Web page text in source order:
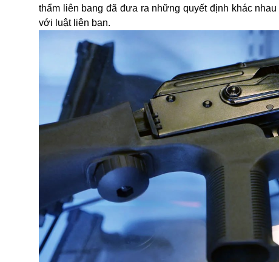
thẩm liên bang đã đưa ra những quyết định khác
với luật liên ban.